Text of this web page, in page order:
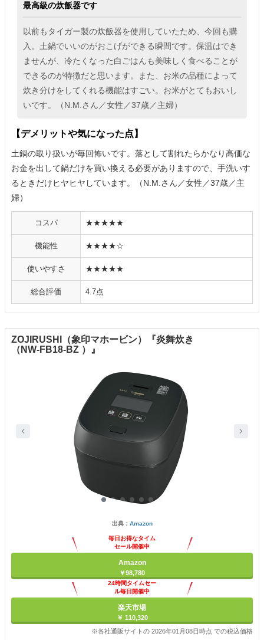
最高級の炊飯器です
以前もタイガー製の炊飯器を使用していたため、今回も購
入。土鍋でいいのがおこげができる瞬間です。保温はでき
ませんが、冷たくなった白ごはんも美味しく食べることが
できるのが特徴だと思います。また、お米の品種によって
炊き分けをしてくれる機能はすごい。お米がとてもおいし
いです。（N.M.さん／女性／37歳／主婦）
【デメリットや気になった点】
土鍋の取り扱いが毎回怖いです。落として割れたらかなり高価な
お金を出して鍋だけを買い換える必要がありますので、手洗いす
るときだけヒヤヒヤしています。（N.M.さん／女性／37歳／主
婦）
コスパ ★★★★★
機能性 ★★★★☆
使いやすさ ★★★★★
総合評価 4.7点
ZOJIRUSHI（象印マホービン）『炎舞炊き
（NW-FB18-BZ ）』
出典： Amazon
毎日お得なタイム
セール開催中
Amazon
￥98,780
24時間タイムセー
ル毎日開催中
楽天市場
￥ 110,320
※各社通販サイトの 2026年01月08日時点 での税込価格